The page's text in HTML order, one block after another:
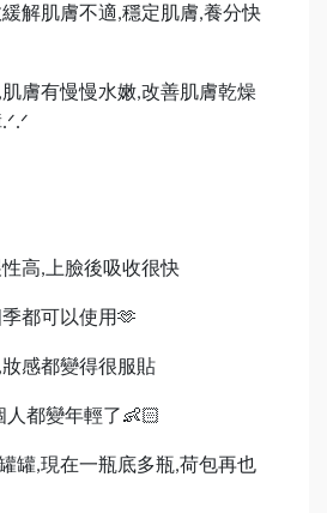
解肌膚不適,穩定肌膚,養分快
, 肌膚有慢慢水嫩,改善肌膚乾燥
.ᐟ.ᐟ
高, 上臉後吸收很快
都可以使用🫶
,妝感都變得很服貼
人都變年輕了👶🏻
罐,現在一瓶底多瓶,荷包再也